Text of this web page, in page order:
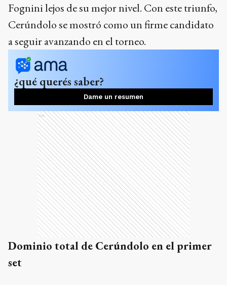
Fognini lejos de su mejor nivel. Con este triunfo,
Cerúndolo se mostró como un firme candidato
a seguir avanzando en el torneo.
¿qué querés saber?
Dame un resumen
Ads
Dominio total de Cerúndolo en el primer
set